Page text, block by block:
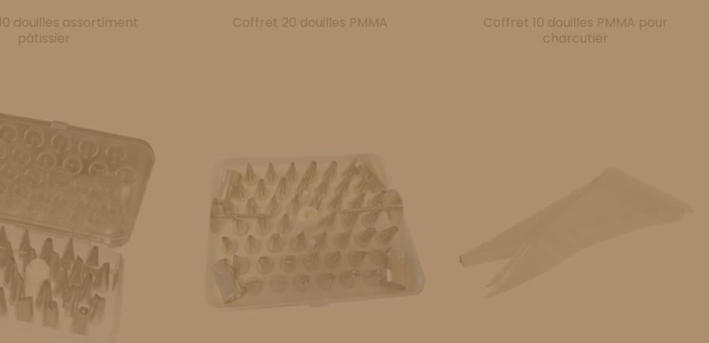
douilles assortiment
pâtissier
Coffret 20 douilles PMMA
Coffret 10 douilles PMMA pour
charcutier